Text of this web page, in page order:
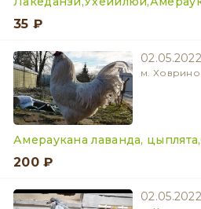
35 ₽
02.05.2022
м. Ховрино
Амераукана лаванда,
200 ₽
02.05.2022